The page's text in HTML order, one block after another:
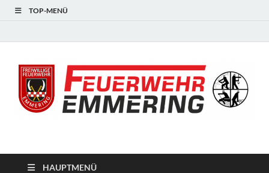
TOP-MENÜ
HAUPTMENÜ